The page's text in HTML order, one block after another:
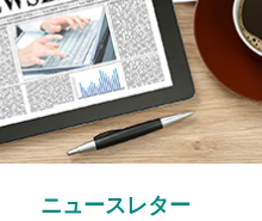
ニュースレター